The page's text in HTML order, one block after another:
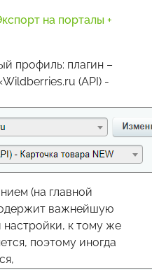
на порталы +
профиль: плагин –
(API) -
(на главной
важнейшую
к тому же
поэтому иногда